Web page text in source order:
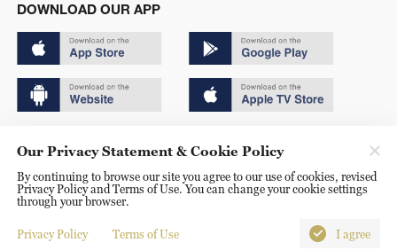
DOWNLOAD OUR APP
京ICP备20000184号
京公网安备 11010502050052号
Disinformation report hotline: 010-85061466
Our Privacy Statement & Cookie Policy
By continuing to browse our site you agree to our use of cookies, revised
Privacy Policy and Terms of Use. You can change your cookie settings
through your browser.
Privacy Policy Terms of Use I agree